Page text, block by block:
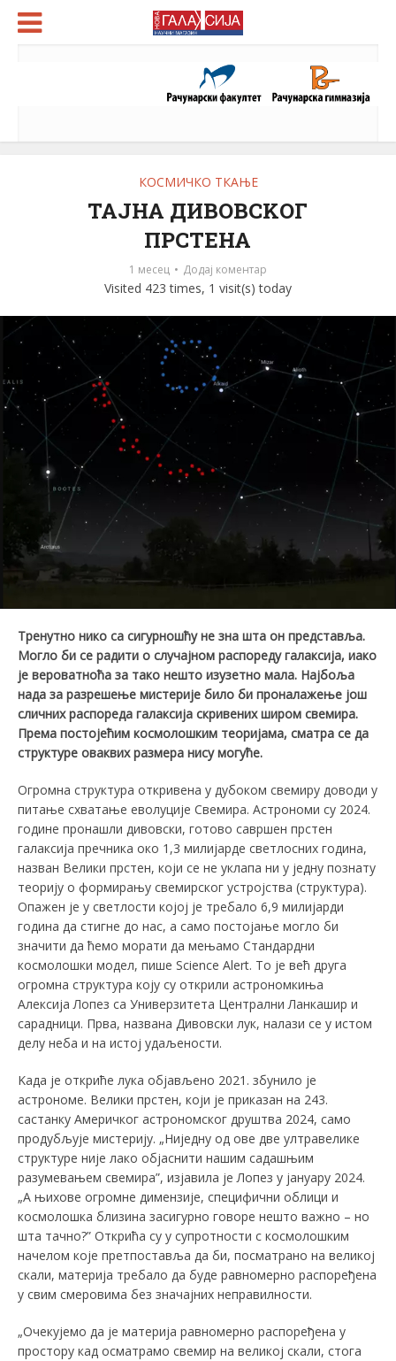
КОСМИЧКО ТКАЊЕ
ТАЈНА ДИВОВСKОГ
ПРСТЕНА
1 месец Додај коментар
Visited 423 times, 1 visit(s) today
Тренутно нико са сигурношћу не зна шта он представља.
Могло би се радити о случајном распореду галаксија, иако
је вероватноћа за тако нешто изузетно мала. Најбоља
нада за разрешење мистерије било би проналажење још
сличних распореда галаксија скривених широм свемира.
Према постојећим космолошким теоријама, сматра се да
структуре оваквих размера нисумогуће.
Огромна структура откривена у дубоком свемиру доводи у
питање схватање еволуције Свемира. Астрономи су 2024.
године пронашли дивовски, готово савршен прстен
галаксија пречника око 1,3 милијарде светлосних година,
назван Велики прстен, који се не уклапа ни у једну познату
теорију о формирању свемирског устројства (структура).
Опажен је у светлости којој је требало 6,9 милијарди
година да стигне до нас, а само постојање могло би
значити да ћемо морати да мењамо Стандардни
космолошки модел, пише Science Alert. То је већ друга
огромна структура коју су открили астрономкиња
Алексија Лопез са Универзитета Централни Ланкашир и
сарадници. Прва, названа Дивовски лук, налази се у истом
делу неба и на истој удаљености.
Kада је откриће лука објављено 2021. збунило је
астрономе. Велики прстен, који је приказан на 243.
састанку Америчког астрономског друштва 2024, само
продубљује мистерију. „Ниједну од ове две ултравелике
структуре није лако објаснити нашим садашњим
разумевањем свемира”, изјавила је Лопез у јануару 2024.
„А њихове огромне димензије, специфични облици и
космолошка близина засигурно говоре нешто важно – но
шта тачно?” Открића су у супротности с космолошким
начелом које претпоставља да би, посматрано на великој
скали, материја требало да буде равномерно распоређена
у свим смеровима без значајних неправилности.
„Очекујемо да је материја равномерно распоређена у
простору кад осматрамо свемир на великој скали, стога